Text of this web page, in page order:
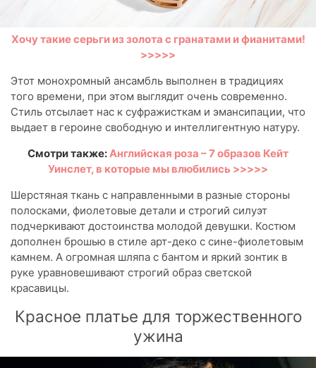
Хочу такие серьги из золота с гранатами и фианитами!
>>>>>
Этот монохромный ансамбль выполнен в традициях
того времени, при этом выглядит очень современно.
Стиль отсылает нас к суфражисткам и эмансипации, что
выдает в героине свободную и интеллигентную натуру.
Смотри также:Английская роза – 7 образов Кейт
Уинслет, в которые мы влюбились >>>>>
Шерстяная ткань с направленными в разные стороны
полосками, фиолетовые детали и строгий силуэт
подчеркивают достоинства молодой девушки. Костюм
дополнен брошью в стиле арт-деко с сине-фиолетовым
камнем. А огромная шляпа с бантом и яркий зонтик в
руке уравновешивают строгий образ светской
красавицы.
Красное платье для торжественного
ужина